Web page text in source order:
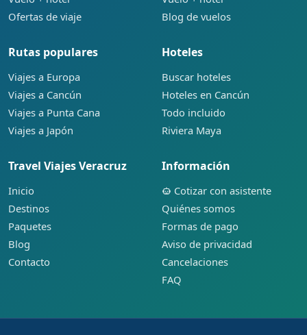
Ofertas de viaje
Blog de vuelos
Rutas populares
Viajes a Europa
Viajes a Cancún
Viajes a Punta Cana
Viajes a Japón
Hoteles
Buscar hoteles
Hoteles en Cancún
Todo incluido
Riviera Maya
Travel Viajes Veracruz
Inicio
Destinos
Paquetes
Blog
Contacto
Información
Cotizar con asistente
Quiénes somos
Formas de pago
Aviso de privacidad
Cancelaciones
FAQ